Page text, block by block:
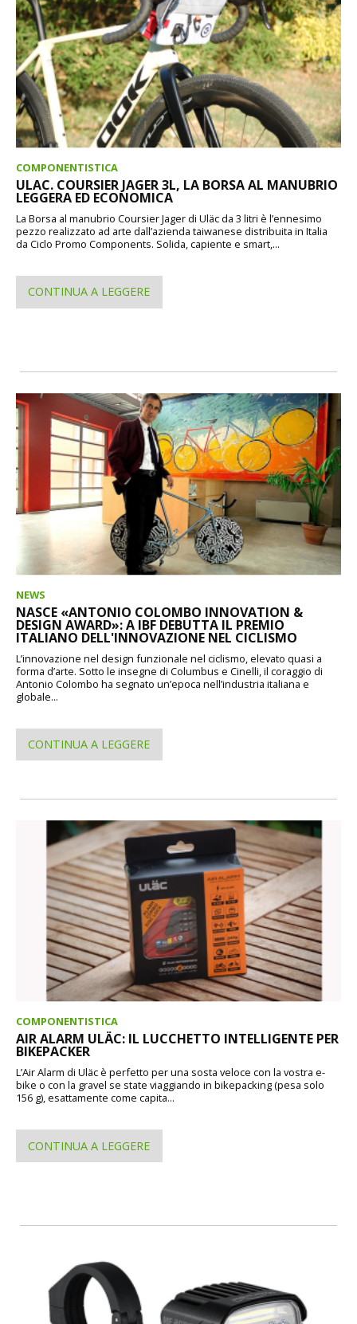
COMPONENTISTICA
ULAC. COURSIER JAGER 3L, LA BORSA AL MANUBRIO
LEGGERA ED ECONOMICA
La Borsa al manubrio Coursier Jager di Uläc da 3 litri è l’ennesimo
pezzo realizzato ad arte dall’azienda taiwanese distribuita in Italia
da Ciclo Promo Components. Solida, capiente e smart,...
CONTINUA A LEGGERE
NEWS
NASCE «ANTONIO COLOMBO INNOVATION &
DESIGN AWARD»: A IBF DEBUTTA IL PREMIO
ITALIANO DELL'INNOVAZIONE NEL CICLISMO
L’innovazione nel design funzionale nel ciclismo, elevato quasi a
forma d’arte. Sotto le insegne di Columbus e Cinelli, il coraggio di
Antonio Colombo ha segnato un’epoca nell’industria italiana e
globale...
CONTINUA A LEGGERE
COMPONENTISTICA
AIR ALARM ULÄC: IL LUCCHETTO INTELLIGENTE PER
BIKEPACKER
L’Air Alarm di Uläc è perfetto per una sosta veloce con la vostra e-
bike o con la gravel se state viaggiando in bikepacking (pesa solo
156 g), esattamente come capita...
CONTINUA A LEGGERE